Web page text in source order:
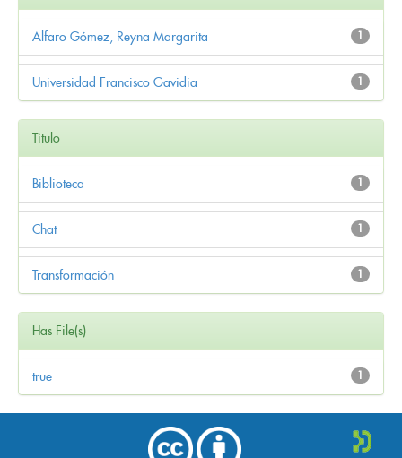
1
Alfaro Gómez, Reyna Margarita
1
Universidad Francisco Gavidia
Título
1
Biblioteca
1
Chat
1
Transformación
Has File(s)
1
true